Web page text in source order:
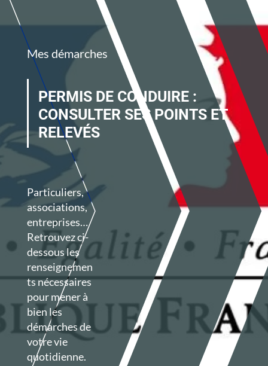
Mes démarches
PERMIS DE CONDUIRE :
CONSULTER SES POINTS ET
RELEVÉS
Particuliers,
associations,
entreprises…
Retrouvez ci-
dessous les
renseignemen
ts nécessaires
pour mener à
bien les
démarches de
votre vie
quotidienne.